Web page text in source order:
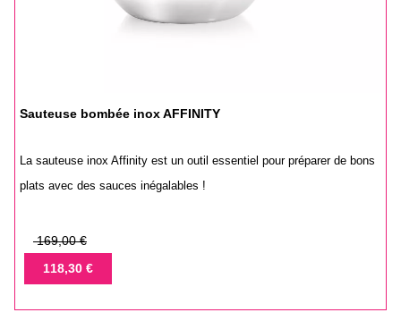
Sauteuse bombée inox AFFINITY
La sauteuse inox Affinity est un outil essentiel pour préparer de bons
plats avec des sauces inégalables !
Prix
base
169,00 €
Prix118,30 €